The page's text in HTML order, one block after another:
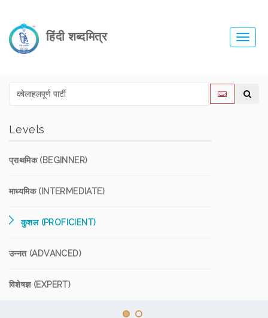
हिंदी शब्दमित्र
Levels
प्राथमिक (BEGINNER)
माध्यमिक (INTERMEDIATE)
कुशल (PROFICIENT)
उन्नत (ADVANCED)
विशेषज्ञ (EXPERT)